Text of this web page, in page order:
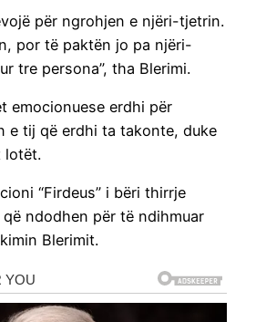
për ngrohjen e njëri-tjetrin.
por të paktën jo pa njëri-
tre persona”, tha Blerimi.
emocionuese erdhi për
e tij që erdhi ta takonte, duke
lotët.
“Firdeus” i bëri thirrje
ndodhen për të ndihmuar
Blerimit.